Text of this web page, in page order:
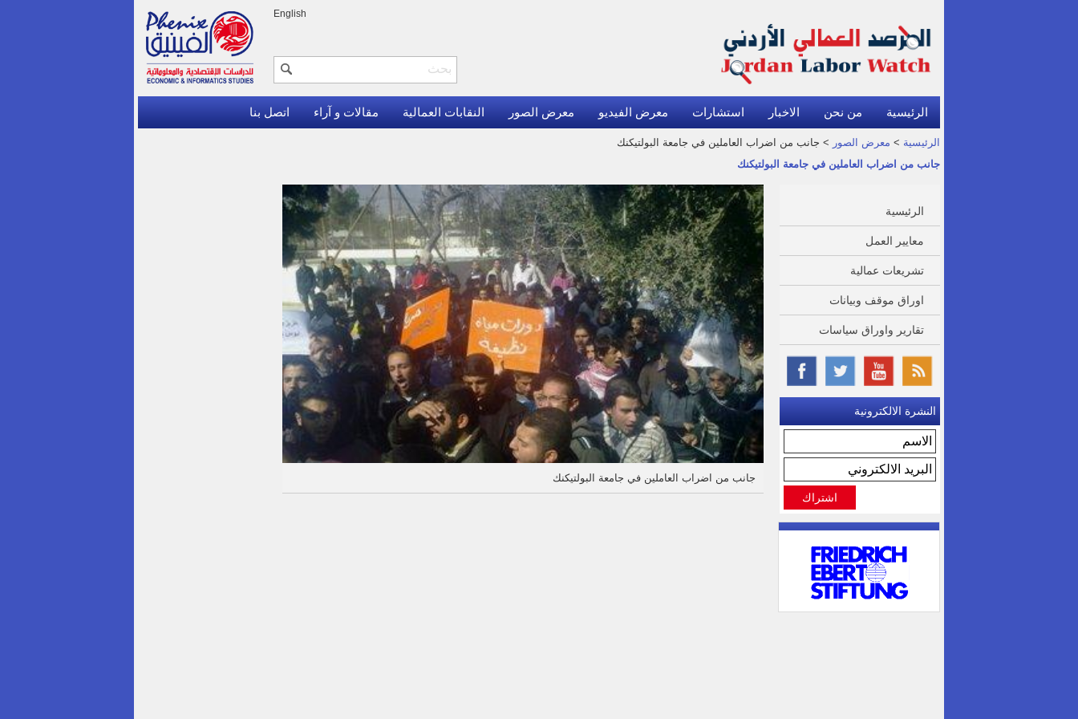
English
الرئيسية من نحن الاخبار استشارات معرض الفيديو معرض الصور النقابات العمالية مقالات و آراء اتصل بنا
الرئيسية > معرض الصور > جانب من اضراب العاملين في جامعة البولتيكنك
جانب من اضراب العاملين في جامعة البولتيكنك
الرئيسية
معايير العمل
تشريعات عمالية
اوراق موقف وبيانات
تقارير واوراق سياسات
النشرة الالكترونية
جانب من اضراب العاملين في جامعة البولتيكنك